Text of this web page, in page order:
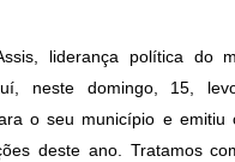
liderança política do
neste domingo, 15,
o seu município e emitiu
deste ano. Tratamos